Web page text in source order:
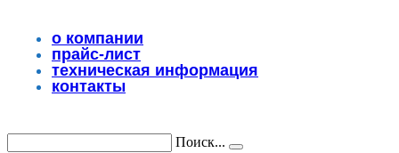
содержимомуо компании
прайс-лист
техническая информация
контакты
Поиск...